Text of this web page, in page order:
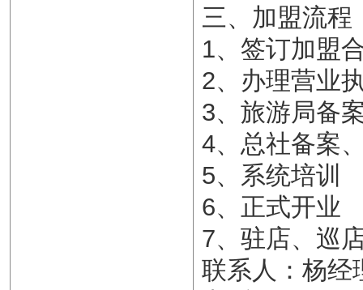
三、加盟流程
1、签订加盟
2、办理营业
3、旅游局备
4、总社备案
5、系统培训
6、正式开业
7、驻店、巡
联系人：杨经